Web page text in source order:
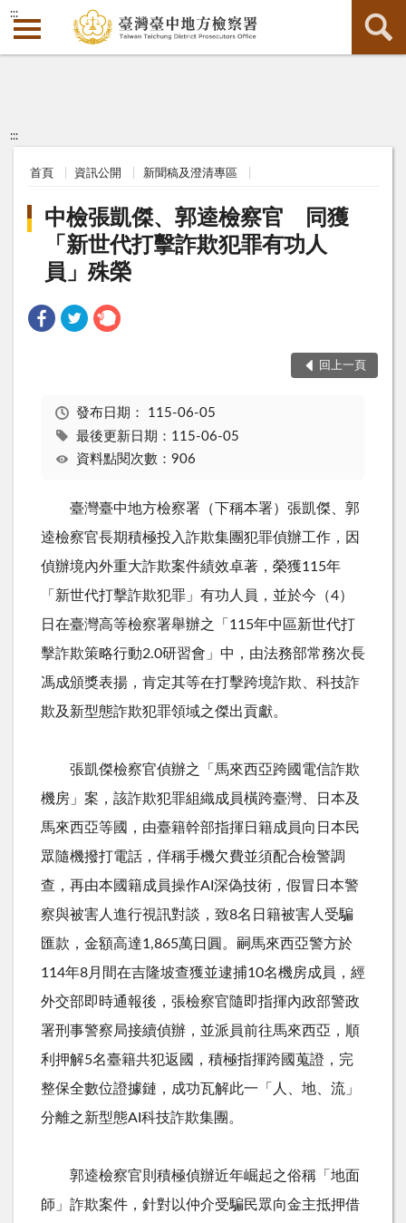
:::
:::
首頁 資訊公開 新聞稿及澄清專區
中檢張凱傑、郭逵檢察官 同獲
「新世代打擊詐欺犯罪有功人
員」殊榮
回上一頁
發布日期： 115-06-05
最後更新日期：115-06-05
資料點閱次數：906
臺灣臺中地方檢察署（下稱本署）張凱傑、郭
逵檢察官長期積極投入詐欺集團犯罪偵辦工作，因
偵辦境內外重大詐欺案件績效卓著，榮獲115年
「新世代打擊詐欺犯罪」有功人員，並於今（4）
日在臺灣高等檢察署舉辦之「 115年中區新世代打
擊詐欺策略行動2.0研習會」中，由法務部常務次長
馮成頒獎表揚，肯定其等在打擊跨境詐欺、科技詐
欺及新型態詐欺犯罪領域之傑出貢獻。
張凱傑檢察官偵辦之「馬來西亞跨國電信詐欺
機房」案，該詐欺犯罪組織成員橫跨臺灣、日本及
馬來西亞等國，由臺籍幹部指揮日籍成員向日本民
眾隨機撥打電話，佯稱手機欠費並須配合檢警調
查，再由本國籍成員操作AI 深偽技術，假冒日本警
察與被害人進行視訊對談，致8名日籍被害人受騙
匯款，金額高達1,865萬日圓。嗣馬來西亞警方於
114年8月間在吉隆坡查獲並逮捕10名機房成員，經
外交部即時通報後，張檢察官隨即指揮內政部警政
署刑事警察局接續偵辦，並派員前往馬來西亞，順
利押解5名臺籍共犯返國，積極指揮跨國蒐證，完
整保全數位證據鏈，成功瓦解此一「人、地、流」
分離之新型態AI 科技詐欺集團。
郭逵檢察官則積極偵辦近年崛起之俗稱「地面
師」詐欺案件，針對以仲介受騙民眾向金主抵押借